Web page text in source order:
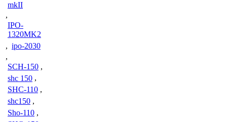
mkII
,
IPO-
1320MK2
, ipo-2030
,
SCH-150 ,
shc 150 ,
SHC-110 ,
shc150 ,
Sho-110 ,